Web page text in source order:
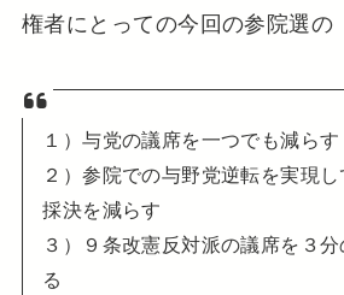
権者にとっての今回の参院選の
１）与党の議席を一つでも減らす
２）参院での与野党逆転を実現
採決を減らす
３）９条改憲反対派の議席を３
る